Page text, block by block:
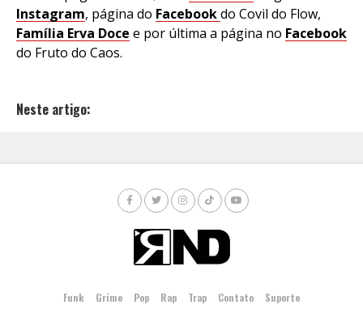
Instagram, página do Facebookdo Covil do Flow,
Família Erva Doce e por última a página no Facebook
do Fruto do Caos.
Neste artigo:
Funk Grime Pop Rap Trap Contato Suporte